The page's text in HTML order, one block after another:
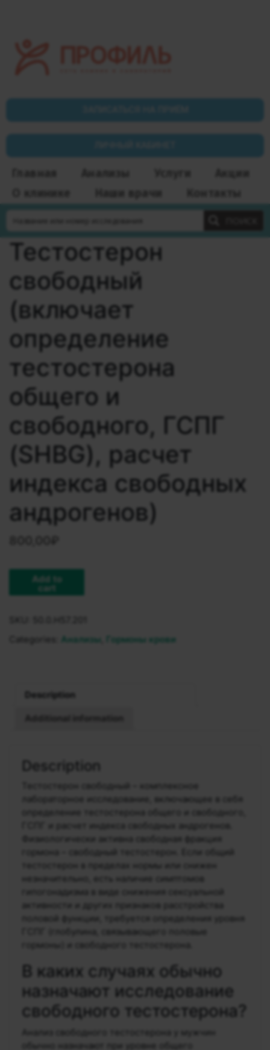
Главная Анализы Услуги
Акции
О клинике
Наши врачи Контакты
Тестостерон
свободный
(включает
определение
тестостерона
общего и
свободного, ГСПГ
(SHBG), расчет
индекса свободных
андрогенов)
Add to
cart
Анализы Гормоны крови
Description
Description
лабораторное исследование, включающее в себя
ГСПГ и расчет индекса свободных андрогенов.
Физиологически активна свободная фракция
тестостерон в пределах нормы или снижен
гипогонадизма в виде снижения сексуальной
активности и других признаков расстройства
ГСПГ (глобулина, связывающего половые
В каких случаях обычно
назначают исследование
свободного тестостерона?
Анализ свободного тестостерона у мужчин
обычно назначают при уровне общего